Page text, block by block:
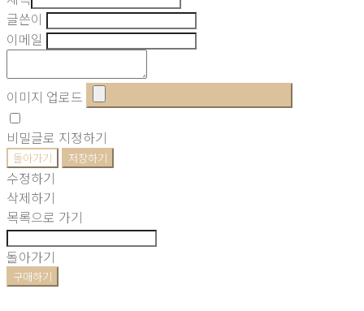
글쓴이
이메일
이미지 업로드
비밀글로 지정하기
돌아가기 저장하기
수정하기
삭제하기
목록으로 가기
돌아가기
구매하기